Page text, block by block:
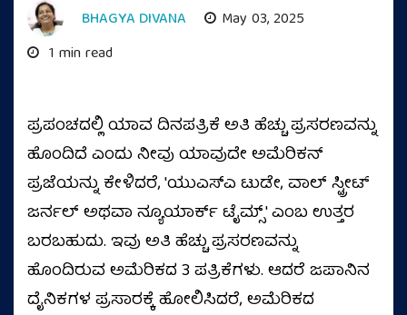
BHAGYA DIVANA
May 03, 2025
1 min read
ಪ್ರಪಂಚದಲ್ಲಿ ಯಾವ ದಿನಪತ್ರಿಕೆ ಅತಿ ಹೆಚ್ಚು ಪ್ರಸರಣವನ್ನು
ಹೊಂದಿದೆ ಎಂದು ನೀವು ಯಾವುದೇ ಅಮೆರಿಕನ್
ಪ್ರಜೆಯನ್ನು ಕೇಳಿದರೆ, 'ಯುಎಸ್ಎ ಟುಡೇ, ವಾಲ್ ಸ್ಟ್ರೀಟ್
ಜರ್ನಲ್ ಅಥವಾ ನ್ಯೂಯಾರ್ಕ್ ಟೈಮ್ಸ್' ಎಂಬ ಉತ್ತರ
ಬರಬಹುದು. ಇವು ಅತಿ ಹೆಚ್ಚು ಪ್ರಸರಣವನ್ನು
ಹೊಂದಿರುವ ಅಮೆರಿಕದ 3 ಪತ್ರಿಕೆಗಳು. ಆದರೆ ಜಪಾನಿನ
ದೈನಿಕಗಳ ಪ್ರಸಾರಕ್ಕೆ ಹೋಲಿಸಿದರೆ, ಅಮೆರಿಕದ